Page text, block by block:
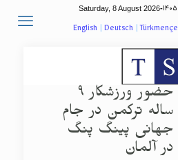
Saturday, 8 August 2026-
English | Deutsch | Türkmençe
حضور ورزشکار ۹
ساله ترکمن در جام
جهانی پینگ پنگ
در آلمان